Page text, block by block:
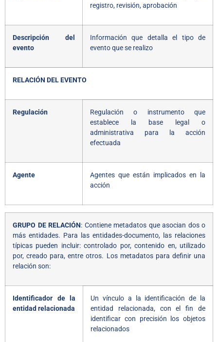
registro, revisión, aprobación
Descripción del
evento
Información que detalla el tipo de
evento que se realizo
RELACIÓN DEL EVENTO
Regulación
Regulación o instrumento que
establece la base legal o
administrativa para la acción
efectuada
Agente
Agentes que están implicados en la
acción
GRUPO DE RELACIÓN: Contiene metadatos que asocian dos o
más entidades. Para las entidades-documento, las relaciones
típicas pueden incluir: controlado por, contenido en, utilizado
por, creado para, entre otros. Los metadatos para definir una
relación son:
Identificador de la
entidad relacionada
Un vínculo a la identificación de la
entidad relacionada, con el fin de
identificar con precisión los objetos
relacionados